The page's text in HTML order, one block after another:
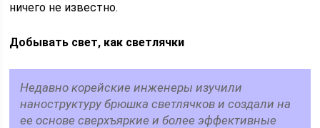
ничего не известно.
Добывать свет, как светлячки
Недавно корейские инженеры изучили
наноструктуру брюшка светлячков и создали на
ее основе сверхъяркие и более эффективные